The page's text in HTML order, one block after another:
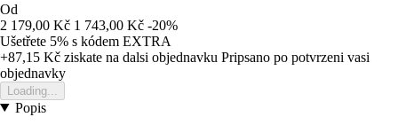
Od
2 179,00 Kč 1 743,00 Kč -20%
Ušetřete 5% s kódem EXTRA
+87,15 Kč ziskate na dalsi objednavku Pripsano po potvrzeni vasi
objednavky
Loading...
Popis